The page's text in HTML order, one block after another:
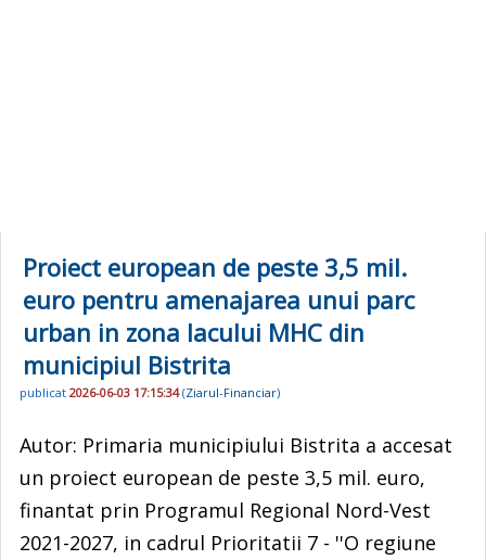
Proiect european de peste 3,5 mil.
euro pentru amenajarea unui parc
urban in zona lacului MHC din
municipiul Bistrita
publicat 2026-06-03 17:15:34(Ziarul-Financiar)
Autor: Primaria municipiului Bistrita a accesat
un proiect european de peste 3,5 mil. euro,
finantat prin Programul Regional Nord-Vest
2021-2027, in cadrul Prioritatii 7 - ''O regiune